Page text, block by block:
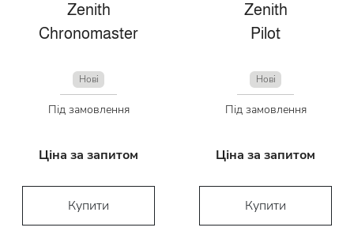
Zenith
Chronomaster
Нові
Під замовлення
Ціна за запитом
Купити
Zenith
Pilot
Нові
Під замовлення
Ціна за запитом
Купити